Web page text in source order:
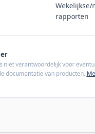
Wekelijkse/
rapporten
niet verantwoordelijk voor
documentatie van producten.